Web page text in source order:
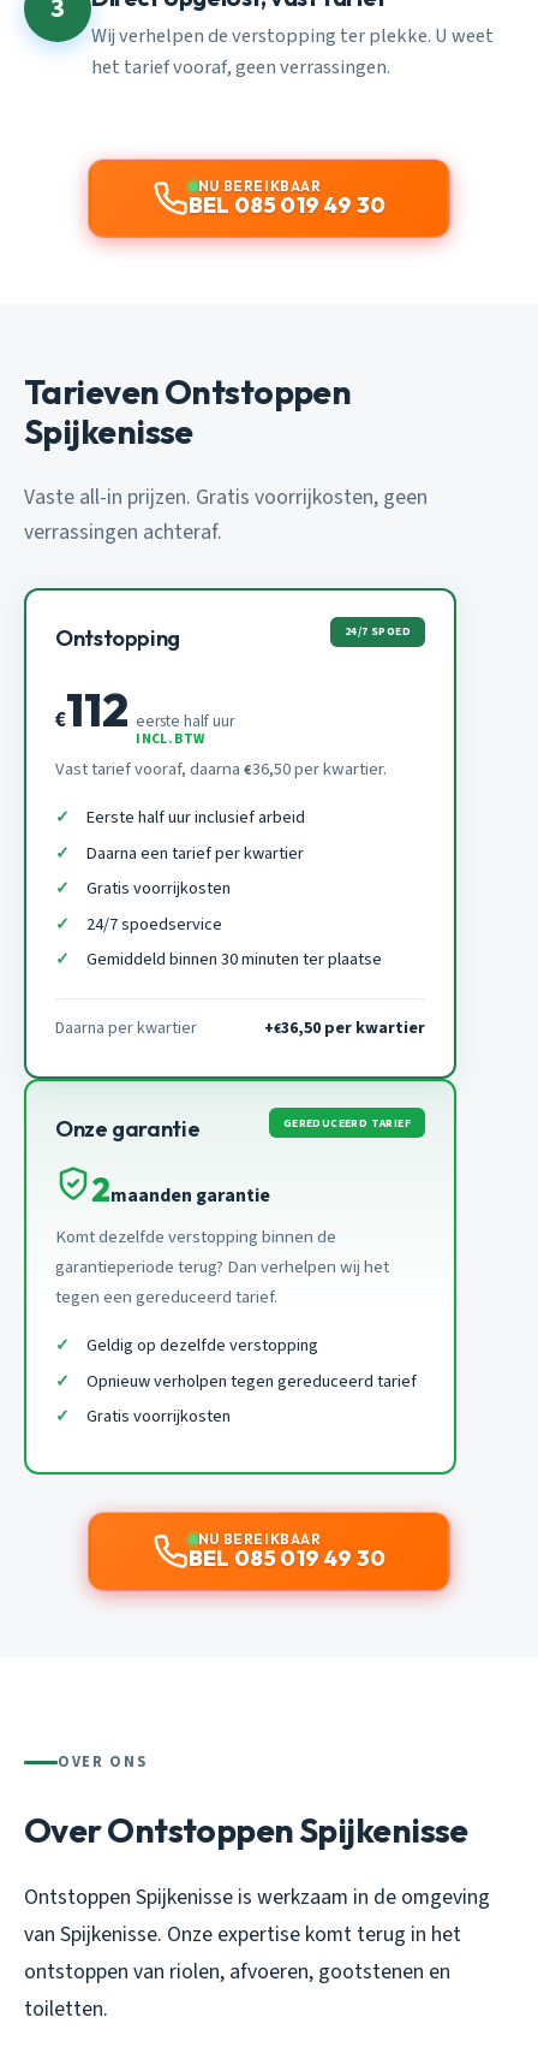
3
Wij verhelpen de verstopping ter plekke. U weet
het tarief vooraf, geen verrassingen.
NU BEREIKBAAR
BEL 085 019 49 30
Tarieven Ontstoppen
Spijkenisse
Vaste all-in prijzen. Gratis voorrijkosten, geen
verrassingen achteraf.
Ontstopping 24/7 SPOED
€112 eerste half uur
INCL. BTW
Vast tarief vooraf, daarna €36,50 per kwartier.
Eerste half uur inclusief arbeid
Daarna een tarief per kwartier
Gratis voorrijkosten
24/7 spoedservice
Gemiddeld binnen 30 minuten ter plaatse
Daarna per kwartier +€36,50 per kwartier
Onze garantie GEREDUCEERD TARIEF
2maanden garantie
Komt dezelfde verstopping binnen de
garantieperiode terug? Dan verhelpen wij het
tegen een gereduceerd tarief.
Geldig op dezelfde verstopping
Opnieuw verholpen tegen gereduceerd tarief
Gratis voorrijkosten
NU BEREIKBAAR
BEL 085 019 49 30
OVER ONS
Over Ontstoppen Spijkenisse
Ontstoppen Spijkenisse is werkzaam in de omgeving
van Spijkenisse. Onze expertise komt terug in het
ontstoppen van riolen, afvoeren, gootstenen en
toiletten.